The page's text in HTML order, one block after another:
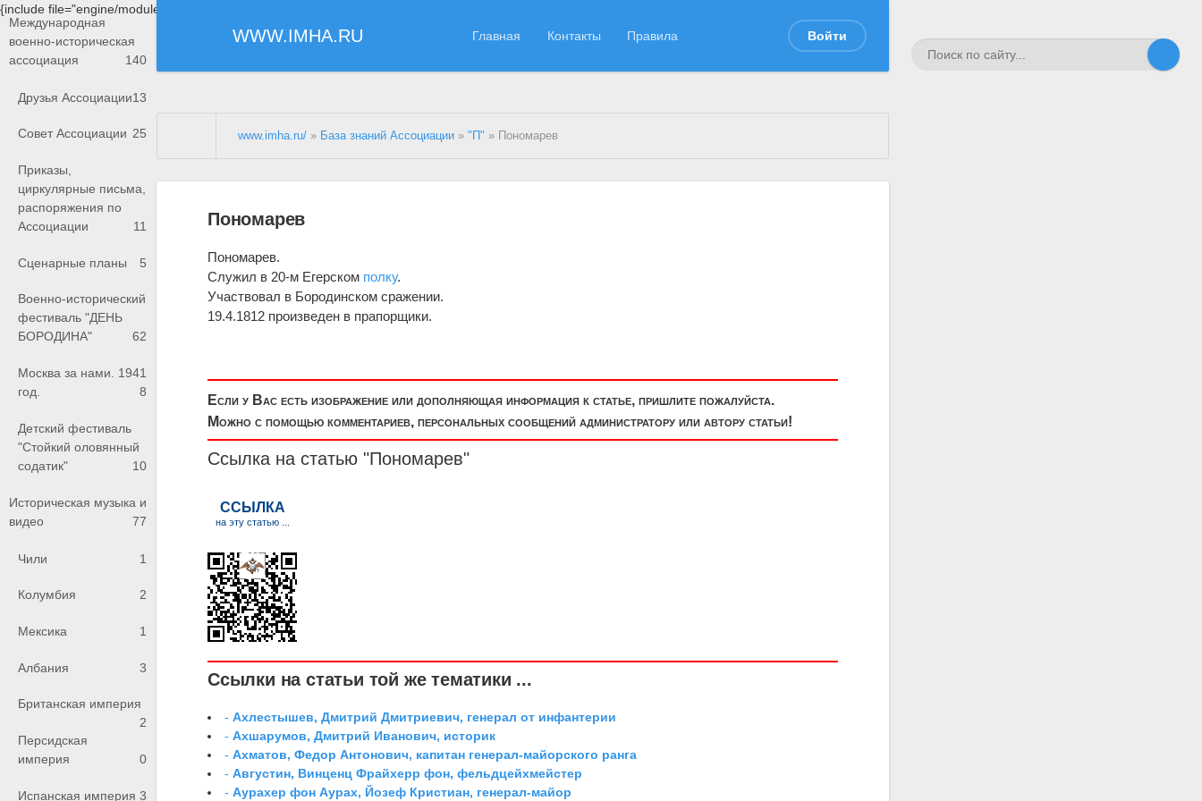
{include file="engine/modules/saperu/head.php"}
WWW.IMHA.RU Главная Контакты Правила Войти
Международная
военно-историческая
ассоциация
140
Друзья Ассоциации13
Совет Ассоциации 25
Приказы,
циркулярные письма,
распоряжения по
Ассоциации
11
Сценарные планы 5
Военно-исторический
фестиваль "ДЕНЬ
БОРОДИНА"
62
Москва за нами. 1941
год.
8
Детский фестиваль
"Стойкий оловянный
содатик"
10
Историческая музыка и
видео
77
Чили 1
Колумбия 2
Мексика 1
Албания 3
Британская империя
2
Персидская
империя
0
Испанская империя 3
www.imha.ru/ » База знаний Ассоциации »"П" » Пономарев
Пономарев
Пономарев.
Служил в 20-м Егерском полку.
Участвовал в Бородинском сражении.
19.4.1812 произведен в прапорщики.
Если у Вас есть изображение или дополняющая информация к статье, пришлите пожалуйста.
Можно с помощью комментариев, персональных сообщений администратору или автору статьи!
Ссылка на статью "Пономарев"
Ссылки на статьи той же тематики ...
-Ахлестышев, Дмитрий Дмитриевич, генерал от инфантерии
-Ахшарумов, Дмитрий Иванович, историк
-Ахматов, Федор Антонович, капитан генерал-майорского ранга
-Августин, Винценц Фрайхерр фон, фельдцейхмейстер
-Аурахер фон Аурах, Йозеф Кристиан, генерал-майор